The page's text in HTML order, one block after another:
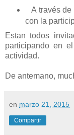
A través de
con la
Estan todos
participando en
actividad.
De antemano,
en marzo 21, 2015
Compartir